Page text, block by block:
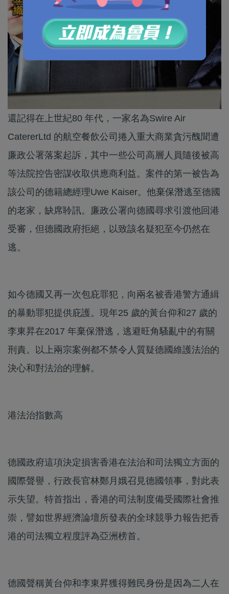
還記得在上世紀80 年代，一家名為Swire Air
CatererLtd 的航空餐飲公司捲入重大商業貪污醜聞遭
廉政公署落案起訴，其中一些公司高層人員隨後被高
等法院控告密謀收取供應商利益。案件的第一被告為
該公司的德籍總經理Uwe Kaiser。他棄保潛逃至德國
的老家，缺席聆訊。廉政公署向德國尋求引渡他回港
受審，但德國政府拒絕，以致該名疑犯至今仍然在
逃。
如今德國又再一次包庇罪犯，向兩名被香港警方通緝
的暴動罪犯提供庇護。現年25 歲的黃台仰和27 歲的
李東昇在2017 年棄保潛逃，逃避旺角騷亂中的有關
刑責。以上兩宗案例都不禁令人質疑德國維護法治的
決心和對法治的理解。
港法治指數高
德國政府這項決定損害香港在法治和司法獨立方面的
國際聲譽，行政長官林鄭月娥召見德國領事，對此表
示失望。特首指出，香港的司法制度備受國際社會推
崇，譬如世界經濟論壇所發表的全球競爭力報告把香
港的司法獨立程度評為亞洲榜首。
德國聲稱黃台仰和李東昇獲得難民身份是因為二人在